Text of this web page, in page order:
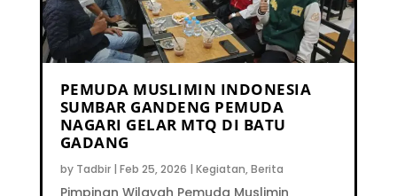
PEMUDA MUSLIMIN INDONESIA
SUMBAR GANDENG PEMUDA
NAGARI GELAR MTQ DI BATU
GADANG
by Tadbir| Feb 25, 2026 | Kegiatan, Berita
Pimpinan Wilayah Pemuda Muslimin